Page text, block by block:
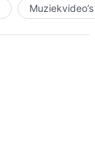
Muziekvideo’s